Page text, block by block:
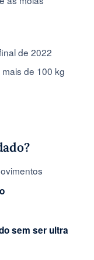
de 2022
de 100 kg
sem ser ultra